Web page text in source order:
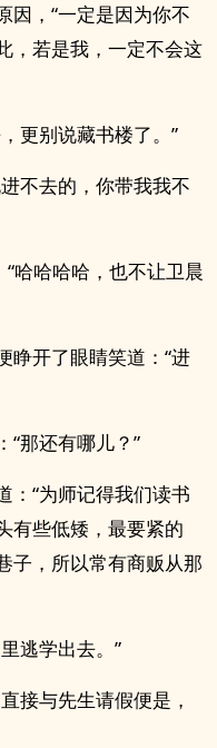
因，“一定是因为你不
，若是我，一定不会这
更别说藏书楼了。”
不去的，你带我我不
哈哈哈哈，也不让卫晨
睁开了眼睛笑道：“进
“那还有哪儿？”
：“为师记得我们读书
有些低矮，最要紧的
子，所以常有商贩从那
逃学出去。”
接与先生请假便是，